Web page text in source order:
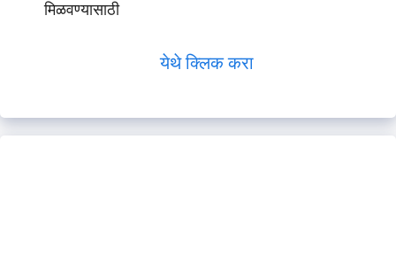
मिळवण्यासाठी
येथे क्लिक करा